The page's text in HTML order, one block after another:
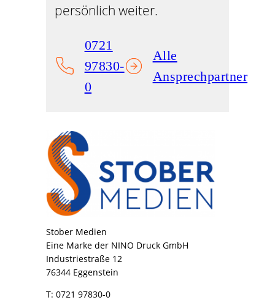
persönlich weiter.
0721
97830-
0
Alle
Ansprechpartner
Stober Medien
Eine Marke der NINO Druck GmbH
Industriestraße 12
76344 Eggenstein
T: 0721 97830-0